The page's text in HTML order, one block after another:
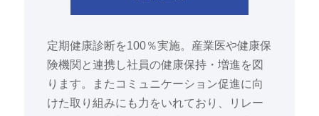
定期健康診断を100％実施。産業医や健康保
険機関と連携し社員の健康保持・増進を図
ります。またコミュニケーション促進に向
けた取り組みにも力をいれており、リレー